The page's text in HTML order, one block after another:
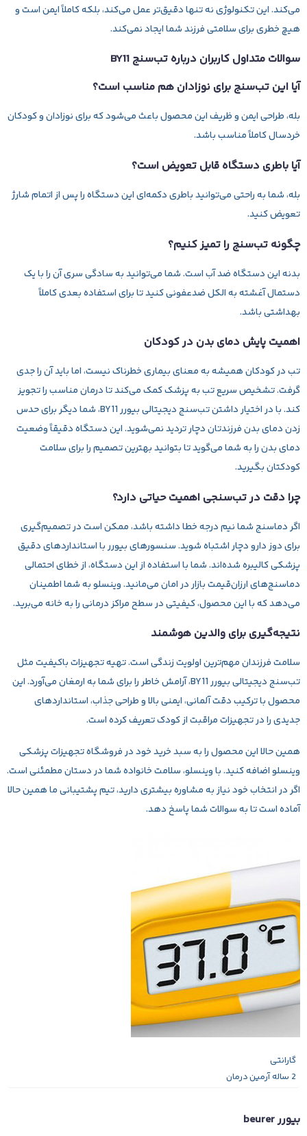
می‌کند. این تکنولوژی نه تنها دقیق‌تر عمل می‌کند، بلکه کاملاً ایمن است و
هیچ خطری برای سلامتی فرزند شما ایجاد نمی‌کند.
سوالات متداول کاربران درباره تب‌سنج BY11
آیا این تب‌سنج برای نوزادان هم مناسب است؟
بله، طراحی ایمن و ظریف این محصول باعث می‌شود که برای نوزادان و کودکان
خردسال کاملاً مناسب باشد.
آیا باطری دستگاه قابل تعویض است؟
بله، شما به راحتی می‌توانید باطری دکمه‌ای این دستگاه را پس از اتمام شارژ
تعویض کنید.
چگونه تب‌سنج را تمیز کنیم؟
بدنه این دستگاه ضد آب است. شما می‌توانید به سادگی سری آن را با یک
دستمال آغشته به الکل ضدعفونی کنید تا برای استفاده بعدی کاملاً
بهداشتی باشد.
اهمیت پایش دمای بدن در کودکان
تب در کودکان همیشه به معنای بیماری خطرناک نیست، اما باید آن را جدی
گرفت. تشخیص سریع تب به پزشک کمک می‌کند تا درمان مناسب را تجویز
کند. با در اختیار داشتن تب‌سنج دیجیتالی بیورر BY11، شما دیگر برای حدس
زدن دمای بدن فرزندتان دچار تردید نمی‌شوید. این دستگاه دقیقاً وضعیت
دمای بدن را به شما می‌گوید تا بتوانید بهترین تصمیم را برای سلامت
کودکتان بگیرید.
چرا دقت در تب‌سنجی اهمیت حیاتی دارد؟
اگر دماسنج شما نیم درجه خطا داشته باشد، ممکن است در تصمیم‌گیری
برای دوز دارو دچار اشتباه شوید. سنسورهای بیورر با استانداردهای دقیق
پزشکی کالیبره شده‌اند. شما با استفاده از این دستگاه، از خطای احتمالی
دماسنج‌های ارزان‌قیمت بازار در امان می‌مانید. وینسلو به شما اطمینان
می‌دهد که با این محصول، کیفیتی در سطح مراکز درمانی را به خانه می‌برید.
نتیجه‌گیری برای والدین هوشمند
سلامت فرزندان مهم‌ترین اولویت زندگی است. تهیه تجهیزات باکیفیت مثل
تب‌سنج دیجیتالی بیورر BY11
، آرامش خاطر را برای شما به ارمغان می‌آورد. این
محصول با ترکیب دقت آلمانی، ایمنی بالا و طراحی جذاب، استانداردهای
جدیدی را در تجهیزات مراقبت از کودک تعریف کرده است.
همین حالا این محصول را به سبد خرید خود در فروشگاه تجهیزات پزشکی
وینسلو اضافه کنید. با وینسلو، سلامت خانواده شما در دستان مطمئنی است.
اگر در انتخاب خود نیاز به مشاوره بیشتری دارید، تیم پشتیبانی ما همین حالا
آماده است تا به سوالات شما پاسخ دهد.
گارانتی
2 ساله آرمین درمان
بیورر beurer